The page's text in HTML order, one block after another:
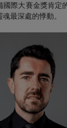
國際大賽金獎肯定
最深處的悸動。